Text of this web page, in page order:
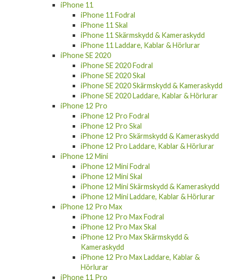
iPhone 11
iPhone 11 Fodral
iPhone 11 Skal
iPhone 11 Skärmskydd & Kameraskydd
iPhone 11 Laddare, Kablar & Hörlurar
iPhone SE 2020
iPhone SE 2020 Fodral
iPhone SE 2020 Skal
iPhone SE 2020 Skärmskydd & Kameraskydd
iPhone SE 2020 Laddare, Kablar & Hörlurar
iPhone 12 Pro
iPhone 12 Pro Fodral
iPhone 12 Pro Skal
iPhone 12 Pro Skärmskydd & Kameraskydd
iPhone 12 Pro Laddare, Kablar & Hörlurar
iPhone 12 Mini
iPhone 12 Mini Fodral
iPhone 12 Mini Skal
iPhone 12 Mini Skärmskydd & Kameraskydd
iPhone 12 Mini Laddare, Kablar & Hörlurar
iPhone 12 Pro Max
iPhone 12 Pro Max Fodral
iPhone 12 Pro Max Skal
iPhone 12 Pro Max Skärmskydd &
Kameraskydd
iPhone 12 Pro Max Laddare, Kablar &
Hörlurar
iPhone 11 Pro